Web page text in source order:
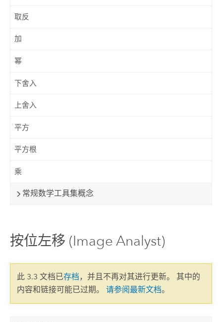
取反
加
幂
下舍入
上舍入
平方
平方根
乘
常规数学工具集概念
按位左移 (Image Analyst)
此 3.3 文档已存档，并且不再对其进行更新。 其中的
内容和链接可能已过期。 请参阅最新文档。